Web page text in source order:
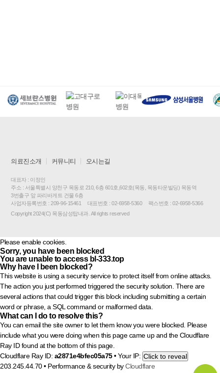
의료진소개 커뮤니티 오시는길
대표자 : 이정인
주소 : 서울특별시 양천구 목동로 210, 6층 601호,602호(목동, 목동타운빌딩) 목동역
3번출구 앞 파리바게트 건물 6층
사업자등록번호 : 209-96-15461
대표번호 : 02-6958-5360
팩스번호 : 02-6958-5366
Copyright 2024(C) 목동삼성탑내과. All rights reserved
Please enable cookies.
Sorry, you have been blocked
You are unable to accessbl-333.top
Why have I been blocked?
This website is using a security service to protect itself from online attacks.
The action you just performed triggered the security solution. There are
several actions that could trigger this block including submitting a certain
word or phrase, a SQL command or malformed data.
What can I do to resolve this?
You can email the site owner to let them know you were blocked. Please
include what you were doing when this page came up and the Cloudflare
Ray ID found at the bottom of this page.
Cloudflare Ray ID: a2871e4bfec05a75 • Your IP: Click to reveal
203.245.44.70 • Performance & security by Cloudflare